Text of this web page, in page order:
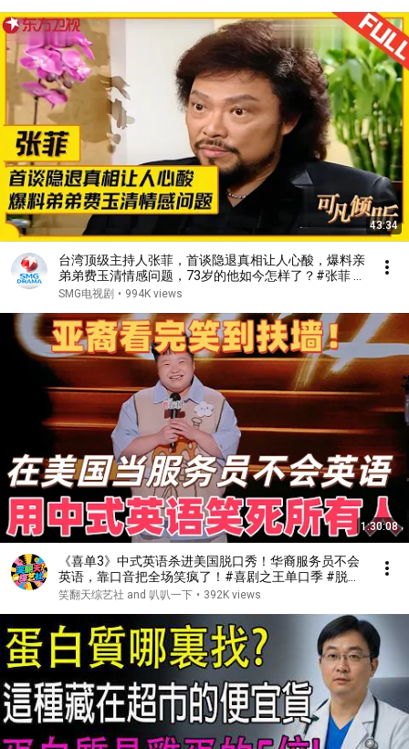
43:34
台湾顶级主持人张菲，首谈隐退真相让人心酸，爆料亲
弟弟费玉清情感问题，73岁的他如今怎样了？#张菲 #
费玉清 #可凡倾听 FULL
SMG电视剧 • 994K views
1:30:08
《喜单3》中式英语杀进美国脱口秀！华裔服务员不会
英语，靠口音把全场笑疯了！#喜剧之王单口季 #脱口
秀 #搞笑 #喜剧 #funny #综艺
笑翻天综艺社 and 叭叭一下 • 392K views